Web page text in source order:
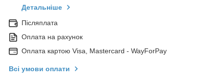
Детальніше
Післяплата
Оплата на рахунок
Оплата картою Visa, Mastercard - WayForPay
Всі умови оплати